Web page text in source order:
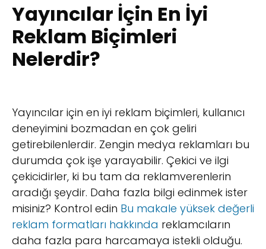
Yayıncılar İçin En İyi
Reklam Biçimleri
Nelerdir?
Yayıncılar için en iyi reklam biçimleri, kullanıcı
deneyimini bozmadan en çok geliri
getirebilenlerdir. Zengin medya reklamları bu
durumda çok işe yarayabilir. Çekici ve ilgi
çekicidirler, ki bu tam da reklamverenlerin
aradığı şeydir. Daha fazla bilgi edinmek ister
misiniz? Kontrol edin Bu makale yüksek değerli
reklam formatları hakkında reklamcıların
daha fazla para harcamaya istekli olduğu.